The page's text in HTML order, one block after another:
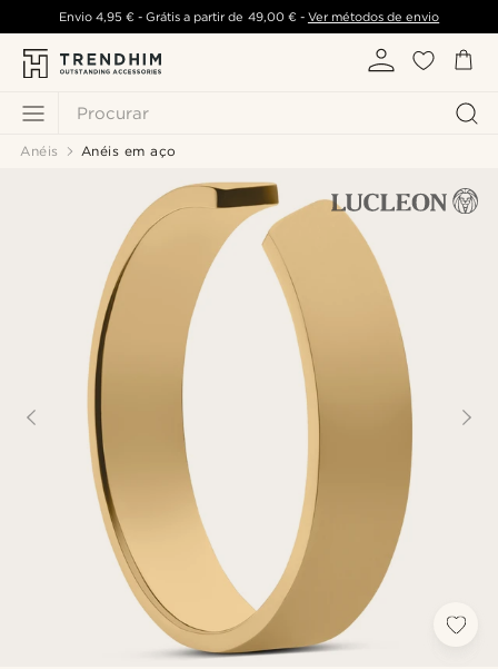
Procurar
Envio 4,95 €- Grátis a partir de 49,00 €- Ver métodos de envio
Anéis Anéis em aço